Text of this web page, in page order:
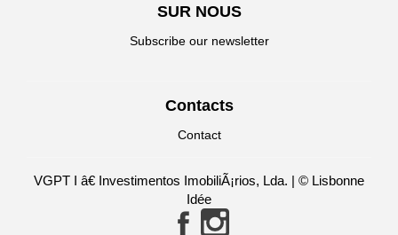
SUR NOUS
Subscribe our newsletter
Contacts
Contact
VGPT I â€ Investimentos ImobiliÃ¡rios, Lda. | © Lisbonne
Idée